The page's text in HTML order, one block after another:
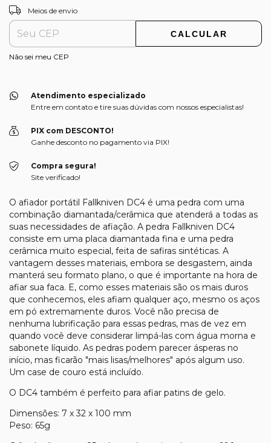
Entregas para o CEP:
Meios de envio
CALCULAR
Não sei meu CEP
Atendimento especializado
Entre em contato e tire suas dúvidas com nossos especialistas!
PIX com DESCONTO!
Ganhe desconto no pagamento via PIX!
Compra segura!
Site verificado!
O afiador portátil Fallkniven DC4 é uma pedra com uma
combinação diamantada/cerâmica que atenderá a todas as
suas necessidades de afiação. A pedra Fallkniven DC4
consiste em uma placa diamantada fina e uma pedra
cerâmica muito especial, feita de safiras sintéticas. A
vantagem desses materiais, embora se desgastem, ainda
manterá seu formato plano, o que é importante na hora de
afiar sua faca. E, como esses materiais são os mais duros
que conhecemos, eles afiam qualquer aço, mesmo os aços
em pó extremamente duros. Você não precisa de
nenhuma lubrificação para essas pedras, mas de vez em
quando você deve considerar limpá-las com água morna e
sabonete líquido. As pedras podem parecer ásperas no
início, mas ficarão "mais lisas/melhores" após algum uso.
Um case de couro está incluído.
O DC4 também é perfeito para afiar patins de gelo.
Dimensões: 7 x 32 x 100 mm
Peso: 65g